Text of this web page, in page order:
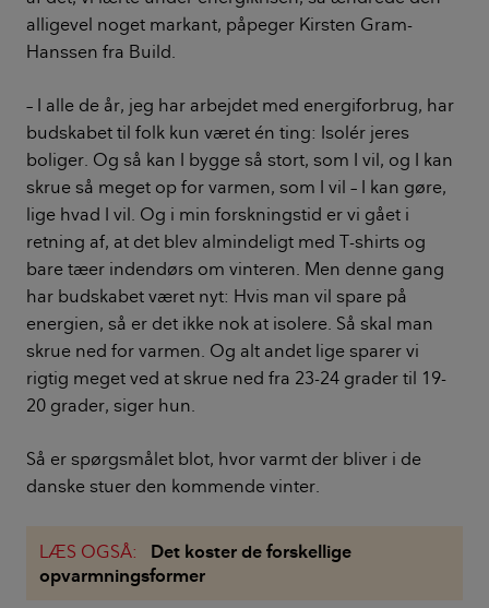
alligevel noget markant, påpeger Kirsten Gram-
Hanssen fra Build.
– I alle de år, jeg har arbejdet med energiforbrug, har
budskabet til folk kun været én ting: Isolér jeres
boliger. Og så kan I bygge så stort, som I vil, og I kan
skrue så meget op for varmen, som I vil – I kan gøre,
lige hvad I vil. Og i min forskningstid er vi gået i
retning af, at det blev almindeligt med T-shirts og
bare tæer indendørs om vinteren. Men denne gang
har budskabet været nyt: Hvis man vil spare på
energien, så er det ikke nok at isolere. Så skal man
skrue ned for varmen. Og alt andet lige sparer vi
rigtig meget ved at skrue ned fra 23-24 grader til 19-
20 grader, siger hun.
Så er spørgsmålet blot, hvor varmt der bliver i de
danske stuer den kommende vinter.
LÆS OGSÅ:
Det koster de forskellige
opvarmningsformer